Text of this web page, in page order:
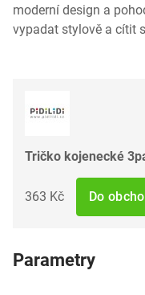
moderní design a
vypadat stylově a cítit
Tričko kojenecké
363 Kč Do
Parametry